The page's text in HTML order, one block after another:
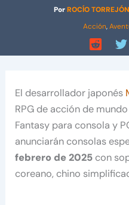
PorROCÍO TORREJÓN
Acción,
El desarrollador japonés
RPG de acción de
Fantasy para consola y
anunciarán consolas
febrero de 2025 con
coreano, chino